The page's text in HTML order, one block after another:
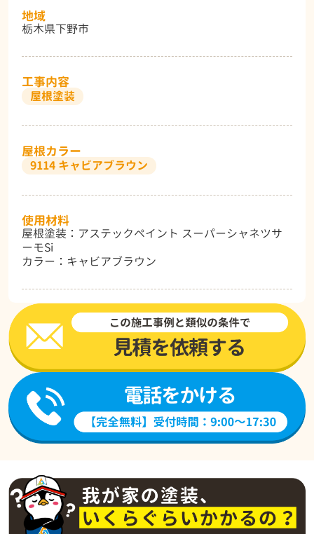
地域
栃木県下野市
工事内容
屋根塗装
屋根カラー
9114 キャビアブラウン
使用材料
屋根塗装：アステックペイント スーパーシャネツサ
ーモSi
カラー：キャビアブラウン